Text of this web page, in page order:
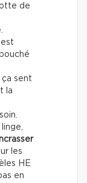
de
est
sent
la
les
HE
en